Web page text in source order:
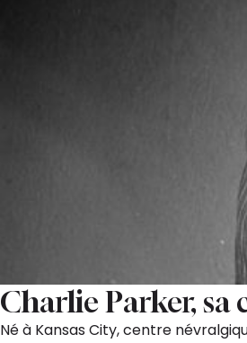
Charlie Parker, sa
Né à Kansas City, centre